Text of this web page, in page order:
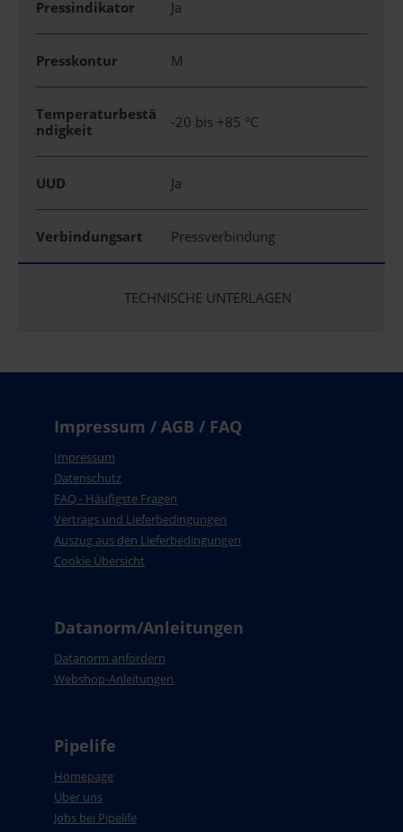
Pressindikator Ja
Presskontur M
Temperaturbestä
ndigkeit
-20 bis +85 °C
UUD Ja
Verbindungsart Pressverbindung
TECHNISCHE UNTERLAGEN
Impressum / AGB / FAQ
Impressum
Datenschutz
FAQ - Häufigste Fragen
Vertrags und Lieferbedingungen
Auszug aus den Lieferbedingungen
Cookie Übersicht
Datanorm/Anleitungen
Datanorm anfordern
Webshop-Anleitungen
Pipelife
Homepage
Über uns
Jobs bei Pipelife